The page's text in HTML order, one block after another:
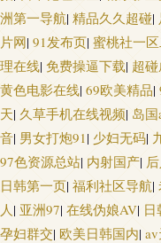
91视频新地址 91黄色网 青
91 av一区二区 AV东方无码
子 婷婷自拍网 91精品国产白
接 wwww五月 少妇丝袜伦理
欧美专区另类 aV中亚 俺来
97AV超碰 日本大香蕉伊人网
洲第一导航| 精品久久超碰|
片网| 91发布页| 蜜桃社一
理在线| 免费操逼下载| 超
黄色电影在线| 69欧美精品|
天| 久草手机在线视频| 岛
音| 男女打炮91| 少妇无码|
97色资源总站| 内射国产|
日韩第一页| 福利社区导航|
人| 亚洲97| 在线伪娘AV|
孕妇群交| 欧美日韩国内|